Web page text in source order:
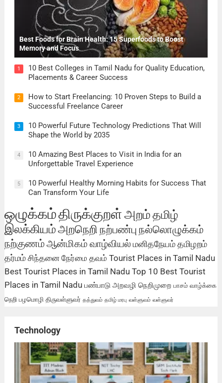
Best Foods for Brain Health: 15 Superfoods to Boost
Memory and Focus
1
10 Best Colleges in Tamil Nadu for Quality Education,
Placements & Career Success
2
How to Start Freelancing: 10 Proven Steps to Build a
Successful Freelance Career
3
10 Powerful Future Technology Predictions That Will
Shape the World by 2035
4
10 Amazing Best Places to Visit in India for an
Unforgettable Travel Experience
5
10 Powerful Healthy Morning Habits for Success That
Can Transform Your Life
ஒழுக்கம்திருக்குறள்அறம்தமிழ்
இலக்கியம்அறநெறி நற்பண்பு நல்லொழுக்கம்
நற்குணம்ஆன்மிகம் வாழ்வியல்மனிதநேயம்தமிழறம்
தர்மம் சிந்தனை நேர்மை தவம் Tourist Places in Tamil Nadu
Best Tourist Places in Tamil Nadu Top 10 Best Tourist
Places in Tamil Nadu பண்பாடு அறவழி நெறிமுறை பாசம் வாழ்க்கை
நெறி பழமொழி திருவள்ளுவர் தத்துவம் தமிழ் மரபு வள்ளுவம் வள்ளுவர்
Technology